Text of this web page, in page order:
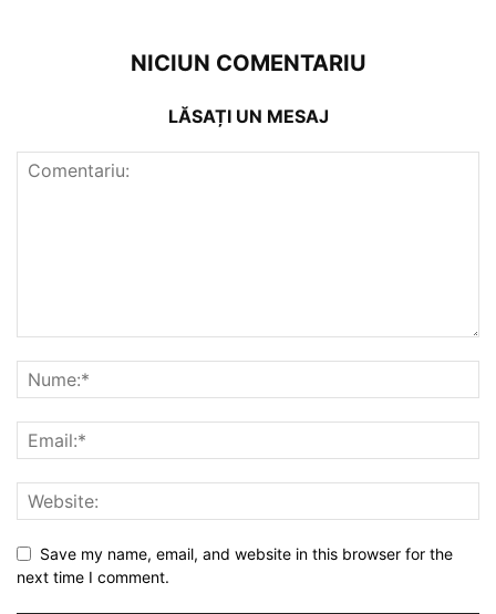
NICIUN COMENTARIU
LĂSAȚI UN MESAJ
Save my name, email, and website in this browser for the
next time I comment.